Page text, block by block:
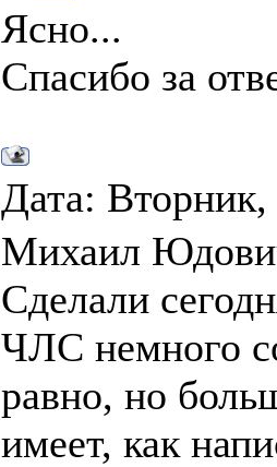
Ясно...
Спасибо за
Дата:
Михаил
Сделали
ЧЛС немного
равно, но
имеет, как